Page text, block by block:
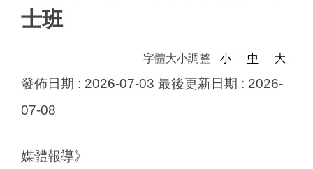
士班
字體大小調整 小 中 大
發佈日期 : 2026-07-03 最後更新日期 : 2026-
07-08
媒體報導》